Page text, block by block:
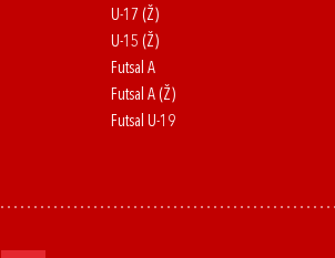
U-17 (Ž)
U-15 (Ž)
Futsal A
Futsal A (Ž)
Futsal U-19